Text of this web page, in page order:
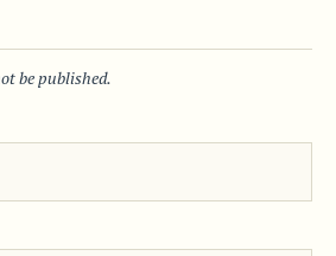
be published.